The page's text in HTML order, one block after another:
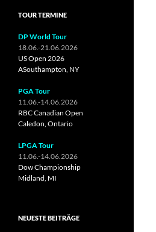
TOUR TERMINE
DP World Tour
18.06.-21.06.2026
US Open 2026
ASouthampton, NY
PGA Tour
11.06.-14.06.2026
RBC Canadian Open
Caledon, Ontario
LPGA Tour
11.06.-14.06.2026
Dow Championship
Midland, MI
NEUESTE BEITRÄGE